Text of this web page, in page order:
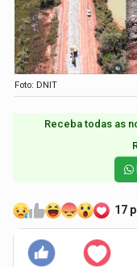
Foto: DNIT
Receba todas as
17